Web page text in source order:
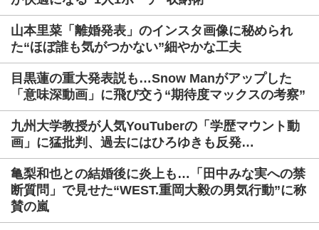
山本里菜「離婚発表」のインスタ画像に秘められ
た“ほぼ誰も気がつかない”細やかな工夫
目黒蓮の重大発表説も…Snow Manがアップした
「意味深動画」に飛び交う“期待度マックスの考察”
九州大学教授が人気YouTuberの「学歴マウント動
画」に猛批判、過去にはひろゆきも反発…
亀梨和也との結婚後に炎上も…「田中みな実への禁
断質問」で見せた“WEST.重岡大毅の男気行動”に称
賛の嵐